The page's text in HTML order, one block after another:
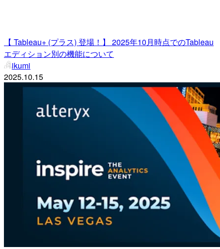
【 Tableau+ (プラス) 登場！】 2025年10月時点でのTableau
エディション別の機能について
ikumi
2025.10.15